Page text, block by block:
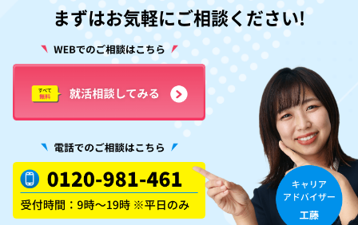
まずはお気軽にご相談ください!